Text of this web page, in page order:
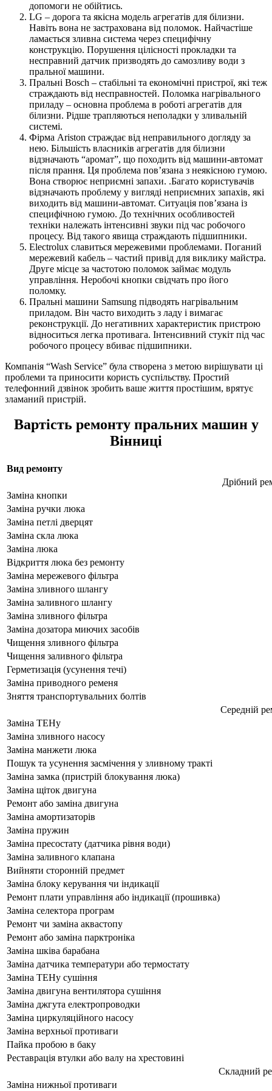
допомоги не обійтись.
LG – дорога та якісна модель агрегатів для білизни.
Навіть вона не застрахована від поломок. Найчастіше
ламається зливна система через специфічну
конструкцію. Порушення цілісності прокладки та
несправний датчик призводять до самозливу води з
пральної машини.
Пральні Bosch – стабільні та економічні пристрої, які теж
страждають від несправностей. Поломка нагрівального
приладу – основна проблема в роботі агрегатів для
білизни. Рідше трапляються неполадки у зливальній
системі.
Фірма Ariston страждає від неправильного догляду за
нею. Більшість власників агрегатів для білизни
відзначають “аромат”, що походить від машини-автомат
після прання. Ця проблема пов’язана з неякісною гумою.
Вона створює неприємні запахи. .Багато користувачів
відзначають проблему у вигляді неприємних запахів, які
виходить від машини-автомат. Ситуація пов’язана із
специфічною гумою. До технічних особливостей
техніки належать інтенсивні звуки під час робочого
процесу. Від такого явища страждають підшипники.
Electrolux славиться мережевими проблемами. Поганий
мережевий кабель – частий привід для виклику майстра.
Друге місце за частотою поломок займає модуль
управління. Неробочі кнопки свідчать про його
поломку.
Пральні машини Samsung підводять нагрівальним
приладом. Він часто виходить з ладу і вимагає
реконструкції. До негативних характеристик пристрою
відноситься легка противага. Інтенсивний стукіт під час
робочого процесу вбиває підшипники.
Компанія “Wash Service” була створена з метою вирішувати ці
проблеми та приносити користь суспільству. Простий
телефонний дзвінок зробить ваше життя простішим, врятує
зламаний пристрій.
Вартість ремонту пральних машин у
Вінниці
Вид ремонту
Дрібний
Заміна кнопки
Заміна ручки люка
Заміна петлі дверцят
Заміна скла люка
Заміна люка
Відкриття люка без ремонту
Заміна мережевого фільтра
Заміна зливного шлангу
Заміна заливного шлангу
Заміна зливного фільтра
Заміна дозатора миючих засобів
Чищення зливного фільтра
Чищення заливного фільтра
Герметизація (усунення течі)
Заміна приводного ременя
Зняття транспортувальних болтів
Середній
Заміна ТЕНу
Заміна зливного насосу
Заміна манжети люка
Пошук та усунення засмічення у зливному тракті
Заміна замка (пристрій блокування люка)
Заміна щіток двигуна
Ремонт або заміна двигуна
Заміна амортизаторів
Заміна пружин
Заміна пресостату (датчика рівня води)
Заміна заливного клапана
Вийняти сторонній предмет
Заміна блоку керування чи індикації
Ремонт плати управління або індикації (прошивка)
Заміна селектора програм
Ремонт чи заміна аквастопу
Ремонт або заміна парктроніка
Заміна шківа барабана
Заміна датчика температури або термостату
Заміна ТЕНу сушіння
Заміна двигуна вентилятора сушіння
Заміна джгута електропроводки
Заміна циркуляційного насосу
Заміна верхньої противаги
Пайка пробою в баку
Реставрація втулки або валу на хрестовині
Складний
Заміна нижньої противаги